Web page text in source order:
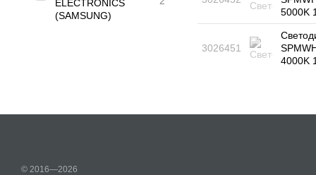
5000K
3026451
4000K
ELECTRONICS
(SAMSUNG)
© 2016—2026